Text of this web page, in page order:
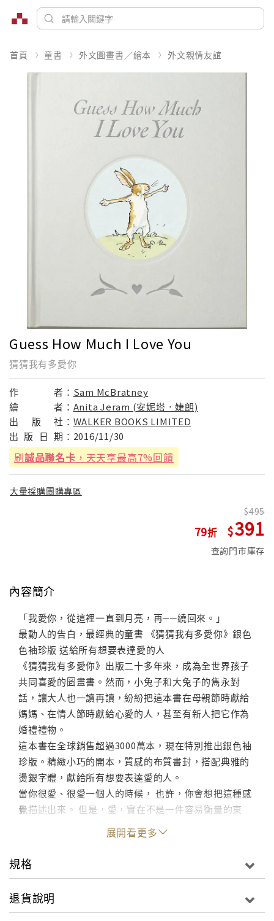
首頁 童書 外文圖畫書／繪本 外文親情友誼
Guess How Much I Love You
猜猜我有多愛你
作 者： Sam McBratney
繪
者： Anita Jeram (安妮塔．婕朗)
出
版 社： WALKER BOOKS LIMITED
出 版 日 期： 2016/11/30
刷誠品聯名卡 ，天天享最高7%回饋
大量採購團購專區
79
495
391
查詢門市庫存
內容簡介
「我愛你，從這裡一直到月亮，再──繞回來。」
最動人的告白，最經典的童書 《猜猜我有多愛你》銀色
色袖珍版 送給所有想要表達愛的人
《猜猜我有多愛你》出版二十多年來，成為全世界孩子
共同喜愛的圖畫書。然而，小兔子和大兔子的雋永對
話，讓大人也一讀再讀，紛紛把這本書在母親節時獻給
媽媽、在情人節時獻給心愛的人，甚至有新人把它作為
婚禮禮物。
這本書在全球銷售超過3000萬本，現在特別推出銀色袖
珍版。精緻小巧的開本，質感的布質書封，搭配典雅的
燙銀字體，獻給所有想要表達愛的人。
當你很愛、很愛一個人的時候， 也許，你會想把這種感
覺描述出來。 但是，愛，實在不是一件容易衡量的東
為什麼這本簡單純真的圖畫書，能夠受到如此廣大的喜
愛？原來，愛是世界上最真實的情感，卻又這麼難以形
容、如此難以表達。書中的小兔子和大兔子用了好多方
讓人感受滿滿的幸福，也因此成為一本無可取代的經
展開看更多
規格
退貨說明